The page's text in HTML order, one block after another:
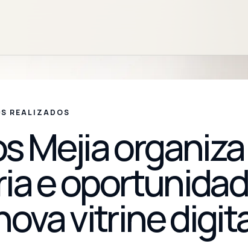
REALIZADOS
Mejia
e
vitrine